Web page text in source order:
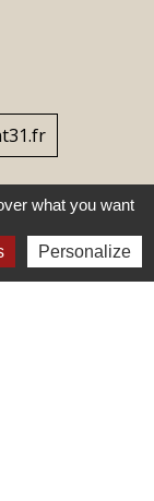
what you want
Personalize